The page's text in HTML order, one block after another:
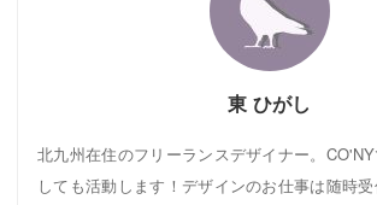
東 ひがし
北九州在住のフリーランスデザイナー。
しても活動します！デザインのお仕事は随時受